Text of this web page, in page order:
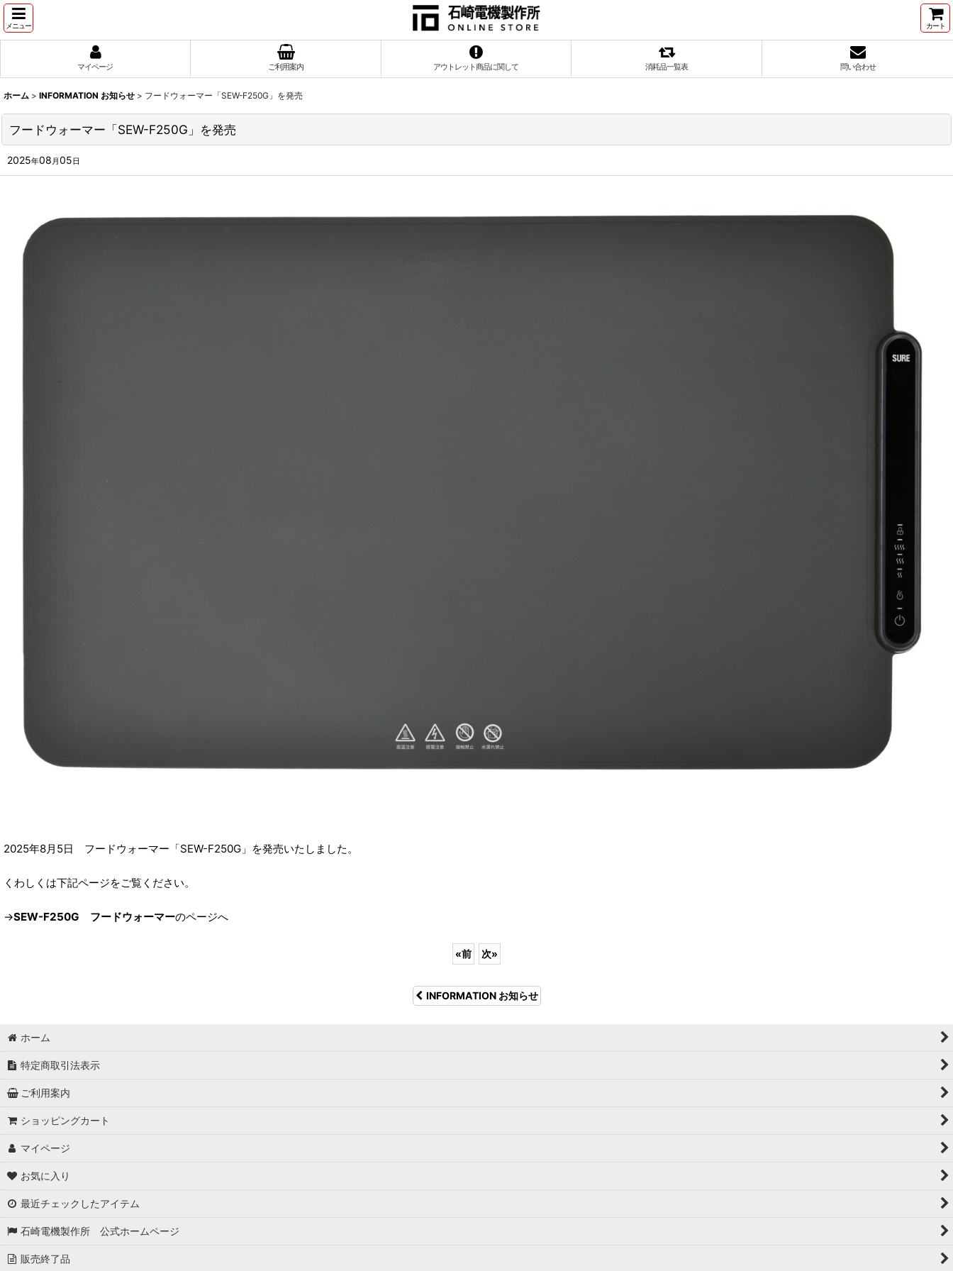
メニュー カート
マイページ ご利用案内 アウトレット商品に関して 消耗品一覧表 問い合わせ
ホーム > INFORMATION お知らせ > フードウォーマー「SEW-F250G」を発売
フードウォーマー「SEW-F250G」を発売
2025年08 月05日
2025年8月5日 フードウォーマー「SEW-F250G」を発売いたしました。
くわしくは下記ページをご覧ください。
→SEW-F250G フードウォーマーのページへ
«前 次»
INFORMATION お知らせ
ホーム
特定商取引法表示
ご利用案内
ショッピングカート
マイページ
お気に入り
最近チェックしたアイテム
石崎電機製作所 公式ホームページ
販売終了品